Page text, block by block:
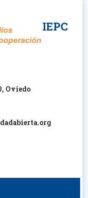
IEPC
Oviedo